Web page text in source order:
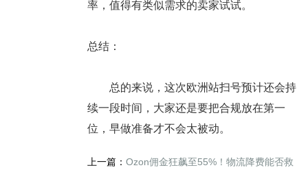
率，值得有类似需求的卖家试试。
总结：
总的来说，这次欧洲站扫号预计还会持
续一段时间，大家还是要把合规放在第一
位，早做准备才不会太被动。
上一篇： Ozon佣金狂飙至55%！物流降费能否救